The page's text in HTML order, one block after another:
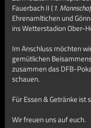
Fauerbach II (1.
Ehrenamltichen und
ins Wetterstadion Ober-
Im Anschluss möchten
gemütlichen
zusammen das DFB-
schauen.
Für Essen & Getränke
Wir freuen uns auf euch.